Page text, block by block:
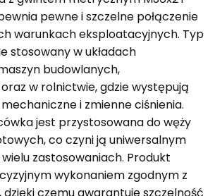
pewne i szczelne połączenie
warunkach eksploatacyjnych. Typ
stosowany w układach
budowlanych,
w rolnictwie, gdzie występują
i zmienne ciśnienia.
jest przystosowana do węży
co czyni ją uniwersalnym
zastosowaniach. Produkt
wykonaniem zgodnym z
dzięki czemu gwarantuje szczelność